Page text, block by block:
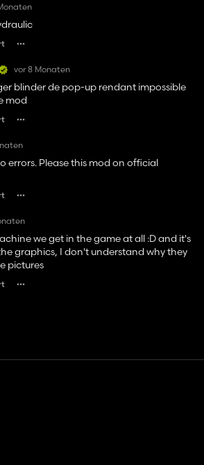
vor 8 Monaten
blinder de pop-up rendant impossible
mod
errors. Please this mod on official
we get in the game at all :D and it's
graphics, I don't understand why they
pictures